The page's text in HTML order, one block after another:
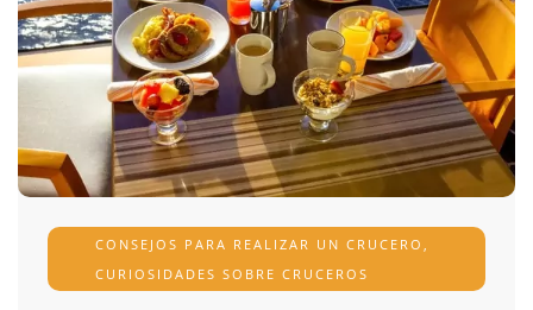
CONSEJOS PARA REALIZAR UN CRUCERO ,
CURIOSIDADES SOBRE CRUCEROS